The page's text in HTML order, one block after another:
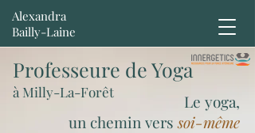
Alexandra
Bailly-Laine
Professeure de Yoga
à Milly-La-Forêt
Le yoga,
un chemin verssoi-même